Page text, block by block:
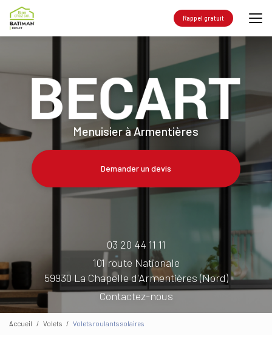
contenu
Rappel gratuit
Menuisier à Armentières
Demander un devis
03 20 44 11 11
101 route Nationale
59930 La Chapelle d'Armentières (Nord)
Contactez-nous
Accueil Volets Volets roulants solaires